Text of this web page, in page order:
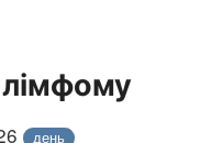
лімфому
день